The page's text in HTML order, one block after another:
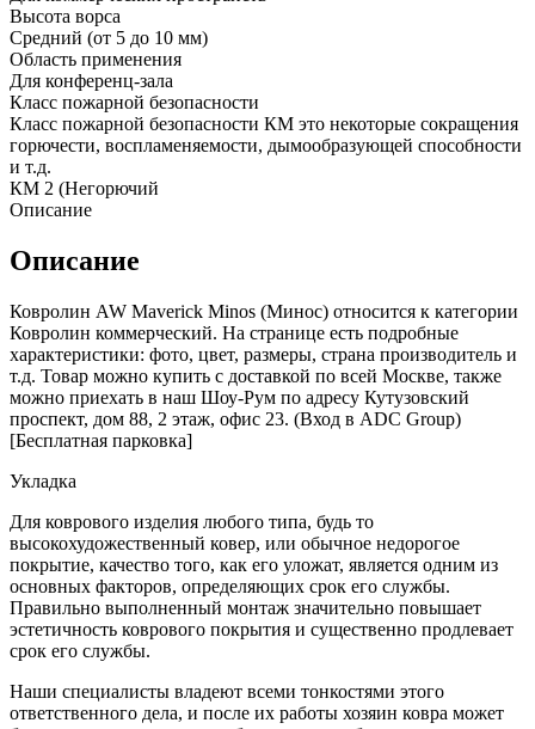
Высота ворса
Средний (от 5 до 10 мм)
Область применения
Для конференц-зала
Класс пожарной безопасности
Класс пожарной безопасности КМ это некоторые сокращения
горючести, воспламеняемости, дымообразующей способности
и т.д.
КМ 2 (Негорючий
Описание
Описание
Ковролин AW Maverick Minos (Минос) относится к категории
Ковролин коммерческий. На странице есть подробные
характеристики: фото, цвет, размеры, страна производитель и
т.д. Товар можно купить с доставкой по всей Москве, также
можно приехать в наш Шоу-Рум по адресу Кутузовский
проспект, дом 88, 2 этаж, офис 23. (Вход в ADC Group)
[Бесплатная парковка]
Укладка
Для коврового изделия любого типа, будь то
высокохудожественный ковер, или обычное недорогое
покрытие, качество того, как его уложат, является одним из
основных факторов, определяющих срок его службы.
Правильно выполненный монтаж значительно повышает
эстетичность коврового покрытия и существенно продлевает
срок его службы.
Наши специалисты владеют всеми тонкостями этого
ответственного дела, и после их работы хозяин ковра может